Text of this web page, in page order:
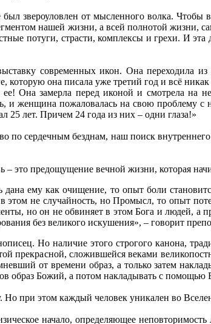
был звероуловлен от мысленного волка.
нашей жизни, а всей полнотой
потуги, страсти, комплексы и грехи. И
современных икон. Она переходила
она писала уже третий год и всё
Она замерла перед иконой и смотрела на
и женщина пожаловалась на свою проблему
25 лет. Причем 24 года из них – одни глаза!»
по сердечным безднам, наш поиск
это предощущение вечной жизни, которая
дана ему как очищение, то опыт боли
этом не случайность, но Промысл, то опыт
но он не обвиняет в этом Бога и людей, а
без великого искушения», – говорит
Но наличие этого строгого канона,
прекрасной, сложившейся веками
от времени образ, а только затем
образ Божий, а потом накладывать с
при этом каждый человек уникален во
начало, определяющее